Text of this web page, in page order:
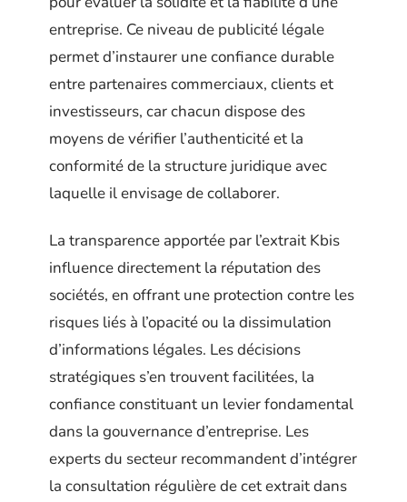
entreprise. Ce niveau de publicité légale
permet d’instaurer une confiance durable
entre partenaires commerciaux, clients et
investisseurs, car chacun dispose des
moyens de vérifier l’authenticité et la
conformité de la structure juridique avec
laquelle il envisage de collaborer.
La transparence apportée par l’extrait Kbis
influence directement la réputation des
sociétés, en offrant une protection contre les
risques liés à l’opacité ou la dissimulation
d’informations légales. Les décisions
stratégiques s’en trouvent facilitées, la
confiance constituant un levier fondamental
dans la gouvernance d’entreprise. Les
experts du secteur recommandent d’intégrer
la consultation régulière de cet extrait dans